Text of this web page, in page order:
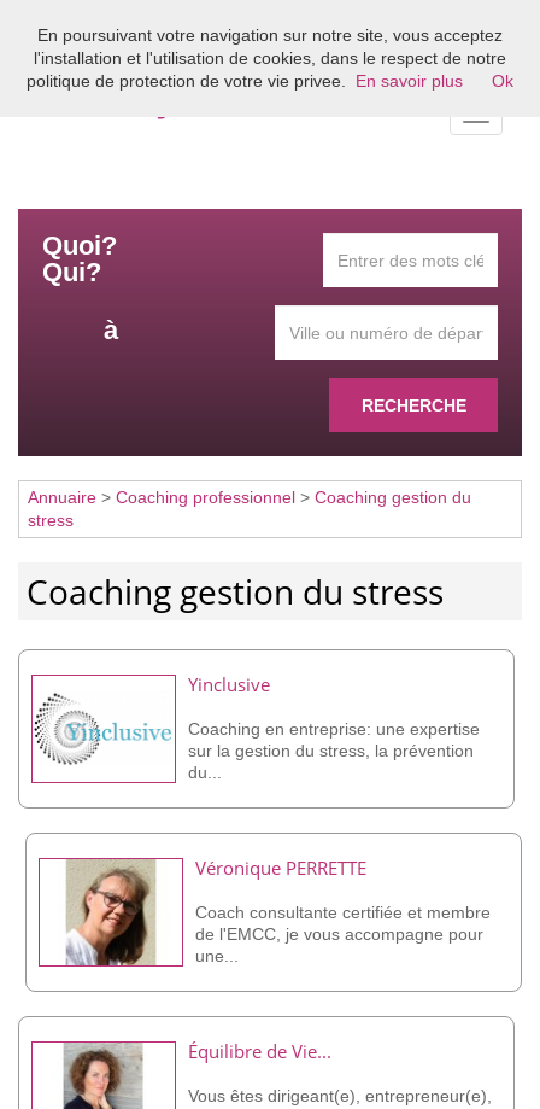
Bienvenue sur l'annuaire du coaching en France
Quoi?
Qui?
à
RECHERCHE
Annuaire > Coaching professionnel > Coaching gestion du
stress
Coaching gestion du stress
Yinclusive
Coaching en entreprise: une expertise
sur la gestion du stress, la prévention
du...
Véronique PERRETTE
Coach consultante certifiée et membre
de l'EMCC, je vous accompagne pour
une...
Équilibre de Vie...
Vous êtes dirigeant(e), entrepreneur(e),
En poursuivant votre navigation sur notre site, vous acceptez
l'installation et l'utilisation de cookies, dans le respect de notre
politique de protection de votre vie privee.
En savoir plus Ok